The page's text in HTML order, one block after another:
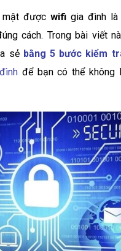
mật được wifi gia đình là
cách. Trong bài viết
sẻ bằng 5 bước kiểm
để bạn có thể không